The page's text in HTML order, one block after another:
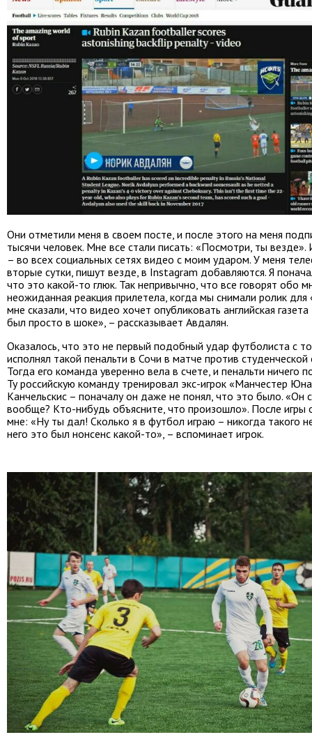
Они отметили меня в своем посте, и после этого на меня
тысячи человек. Мне все стали писать: «Посмотри, ты везде».
– во всех социальных сетях видео с моим ударом. У меня
вторые сутки, пишут везде, в Instagram добавляются. Я
что это какой-то глюк. Так непривычно, что все говорят обо
неожиданная реакция прилетела, когда мы снимали ролик
мне сказали, что видео хочет опубликовать английская
был просто в шоке», – рассказывает Авдалян.
Оказалось, что это не первый подобный удар футболиста с
исполнял такой пенальти в Сочи в матче против
Тогда его команда уверенно вела в счете, и пенальти ничего
Ту российскую команду тренировал экс-игрок «Манчестер
Канчельскис – поначалу он даже не понял, что это было. «Он
вообще? Кто-нибудь объясните, что произошло». После игры
мне: «Ну ты дал! Сколько я в футбол играю – никогда такого
него это был нонсенс какой-то», – вспоминает игрок.